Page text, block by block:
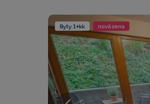
Byty 1+kk nová cena